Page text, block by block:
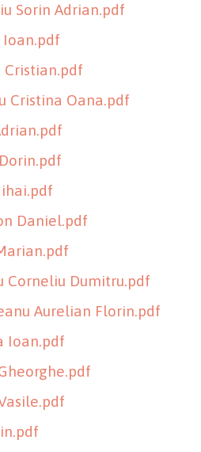
Sorin Adrian.pdf
Cristian.pdf
Cristina Oana.pdf
Daniel.pdf
Corneliu Dumitru.pdf
Aurelian Florin.pdf
Ioan.pdf